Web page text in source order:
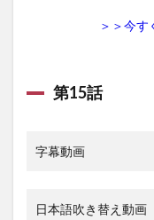
＞＞今す
第15話
字幕動画
日本語吹き替え動画